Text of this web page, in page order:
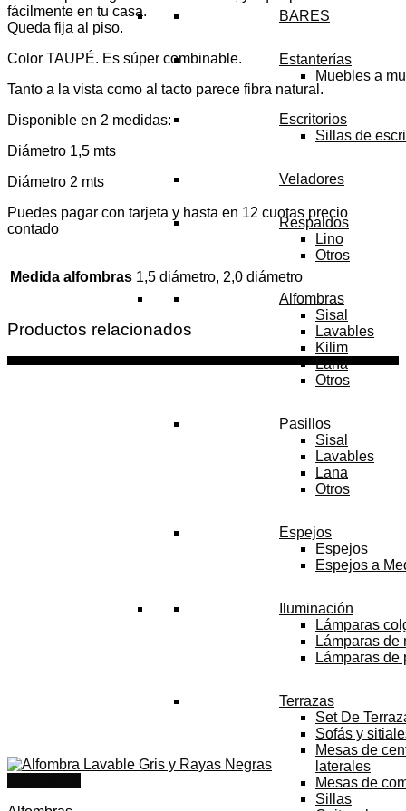
BARES
Estanterías
Muebles a
Escritorios
Sillas de
Veladores
Respaldos
Lino
Otros
Alfombras
Sisal
Lavables
Kilim
Lana
Otros
Pasillos
Sisal
Lavables
Lana
Otros
Espejos
Espejos
Espejos a
Iluminación
Lámparas
Lámparas de
Lámparas de
Terrazas
Set De
Sofás y
Mesas de
laterales
Mesas de
Sillas
fácilmente en tu casa.
Queda fija al piso.
Color TAUPÉ. Es súper combinable.
Tanto a la vista como al tacto parece fibra natural.
Disponible en 2 medidas:
Diámetro 1,5 mts
Diámetro 2 mts
Puedes pagar con tarjeta y hasta en 12 cuotas precio
contado
Medida alfombras 1,5 diámetro, 2,0 diámetro
Productos relacionados